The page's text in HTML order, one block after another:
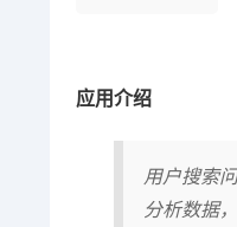
应用介绍
用户搜索
分析数据